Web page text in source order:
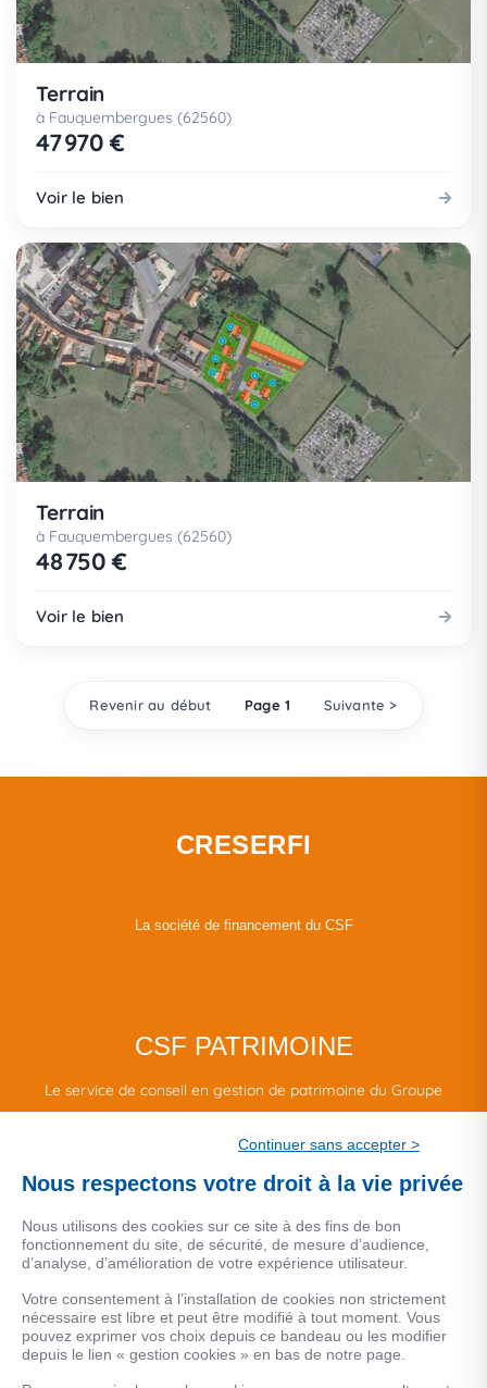
Terrain
à Fauquembergues (62560)
47 970 €
Voir le bien
Terrain
à Fauquembergues (62560)
48 750 €
Voir le bien
Revenir au début Page 1 Suivante >
CRESERFI
La société de financement du CSF
CSF PATRIMOINE
Le service de conseil en gestion de patrimoine du Groupe
MENTIONS LEGALES
Données personnelles
Continuer sans accepter >
Nous respectons votre droit à la vie privée
Nous utilisons des cookies sur ce site à des fins de bon
fonctionnement du site, de sécurité, de mesure d’audience,
d’analyse, d’amélioration de votre expérience utilisateur.
Votre consentement à l’installation de cookies non strictement
nécessaire est libre et peut être modifié à tout moment. Vous
pouvez exprimer vos choix depuis ce bandeau ou les modifier
depuis le lien « gestion cookies » en bas de notre page.